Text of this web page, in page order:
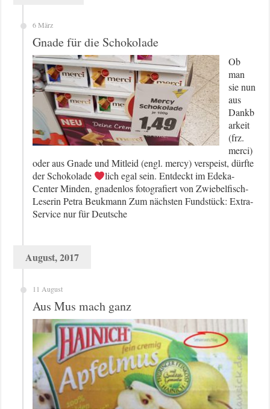
6 März
Gnade für die Schokolade
Ob
man
sie nun
aus
Dankb
arkeit
(frz.
merci)
oder aus Gnade und Mitleid (engl. mercy) verspeist, dürfte
der Schokolade
lich egal sein. Entdeckt im Edeka-
Center Minden, gnadenlos fotografiert von Zwiebelfisch-
Leserin Petra Beukmann Zum nächsten Fundstück: Extra-
Service nur für Deutsche
August, 2017
11 August
Aus Mus mach ganz